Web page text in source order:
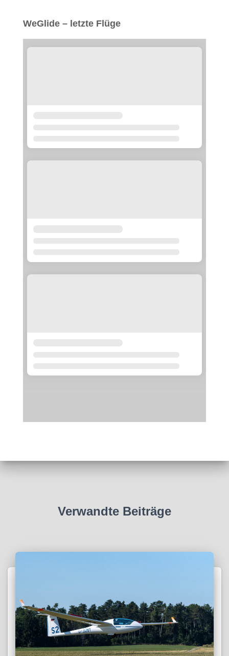
WeGlide – letzte Flüge
Verwandte Beiträge